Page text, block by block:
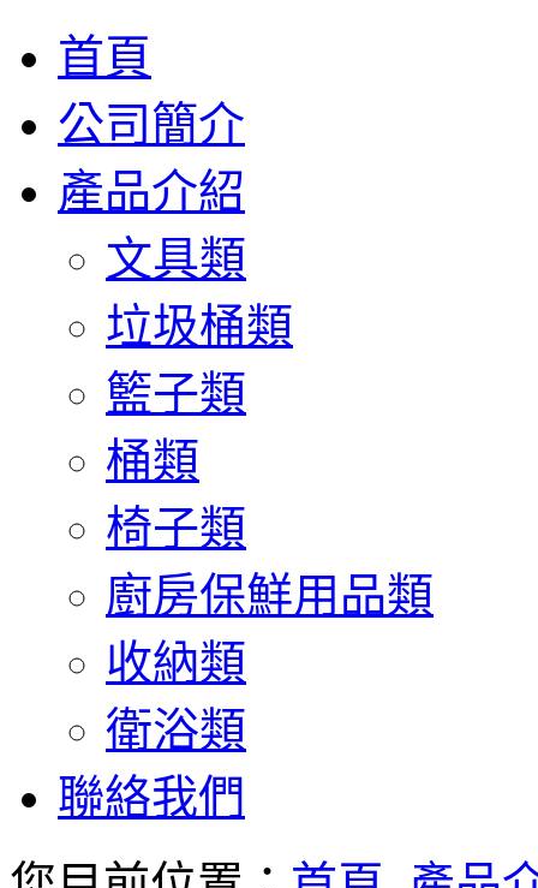
首頁
公司簡介
產品介紹
文具類
垃圾桶類
籃子類
桶類
椅子類
廚房保鮮用品類
收納類
衛浴類
聯絡我們